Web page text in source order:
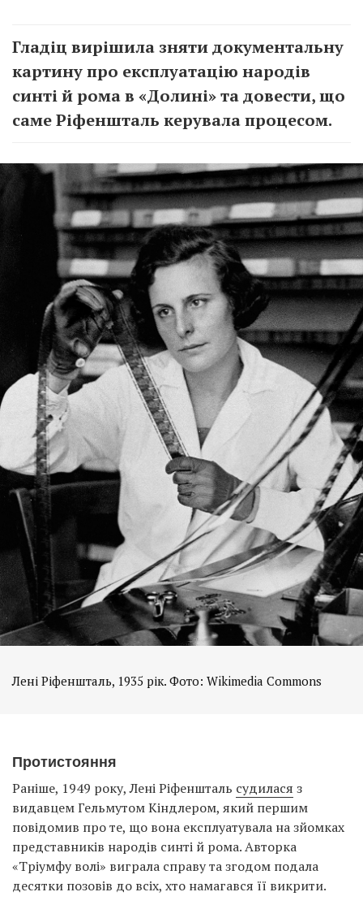
Гладіц вирішила зняти документальну
картину про експлуатацію народів
синті й рома в «Долині» та довести, що
саме Ріфеншталь керувала процесом.
Лені Ріфеншталь, 1935 рік. Фото: Wikimedia Commons
Протистояння
Раніше, 1949 року, Лені Ріфеншталь судилася з
видавцем Гельмутом Кіндлером, який першим
повідомив про те, що вона експлуатувала на зйомках
представників народів синті й рома. Авторка
«Тріумфу волі» виграла справу та згодом подала
десятки позовів до всіх, хто намагався її викрити.